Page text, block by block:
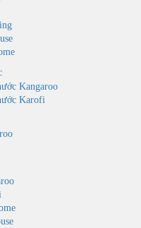
Kangaroo
Karofi